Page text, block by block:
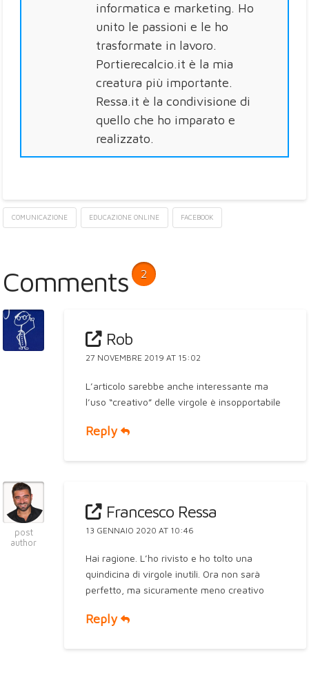
informatica e marketing. Ho
unito le passioni e le ho
trasformate in lavoro.
Portierecalcio.it è la mia
creatura più importante.
Ressa.it è la condivisione di
quello che ho imparato e
realizzato.
COMUNICAZIONE EDUCAZIONE ONLINE FACEBOOK
Comments 2
Rob
27 NOVEMBRE 2019 AT 15:02
L’articolo sarebbe anche interessante ma
l’uso “creativo” delle virgole è insopportabile
Reply
post
author
Francesco Ressa
13 GENNAIO 2020 AT 10:46
Hai ragione. L’ho rivisto e ho tolto una
quindicina di virgole inutili. Ora non sarà
perfetto, ma sicuramente meno creativo
Reply